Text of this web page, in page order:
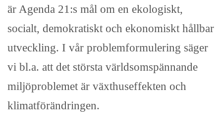
är Agenda 21:s mål om en ekologiskt,
socialt, demokratiskt och ekonomiskt hållbar
utveckling. I vår problemformulering säger
vi bl.a. att det största världsomspännande
miljöproblemet är växthuseffekten och
klimatförändringen.